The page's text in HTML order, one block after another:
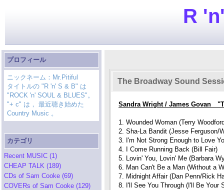
R
プロフィール
ニックネーム：Mr.Pitiful
タイトルの "R 'n' S & B" は
"ROCK 'n' SOUL & BLUES"。
"+ c" は， 最近聴き始めた
Country Music 。
カテゴリ
Recent MUSIC (1)
CHEAP TALK (189)
CDs of Sam Cooke (69)
COVERs of Sam Cooke (129)
The Broadway Sound
Sandra Wright / James Govan
1. Wounded Woman (Terry
2. Sha-La Bandit (Jesse Ferguson/
3. I'm Not Strong Enough to Love
4. I Come Running Back (Bill Fair)
5. Lovin' You, Lovin' Me (Barbara
6. Man Can't Be a Man (Without a
7. Midnight Affair (Dan Penn/Rick
8. I'll See You Through (I'll Be Your